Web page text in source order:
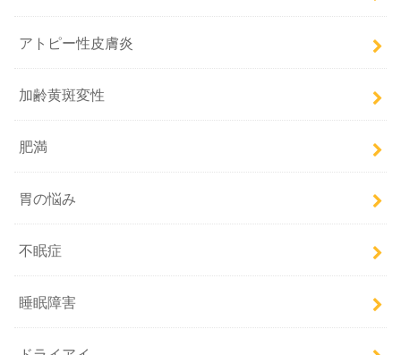
アトピー性皮膚炎
加齢黄斑変性
肥満
胃の悩み
不眠症
睡眠障害